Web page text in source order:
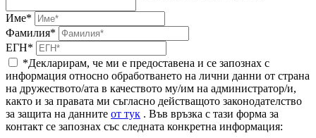
Име*
Фамилия*
ЕГН*
*Декларирам, че ми е предоставена и се запознах с
информация относно обработването на лични данни от страна
на дружеството/ата в качеството му/им на администратор/и,
както и за правата ми съгласно действащото законодателство
за защита на данните от тук . Във връзка с тази форма за
контакт се запознах със следната конкретна информация: